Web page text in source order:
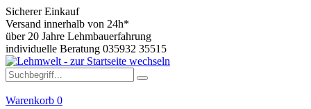
Sicherer Einkauf
Versand innerhalb von 24h*
über 20 Jahre Lehmbauerfahrung
individuelle Beratung 035932 35515
Warenkorb 0